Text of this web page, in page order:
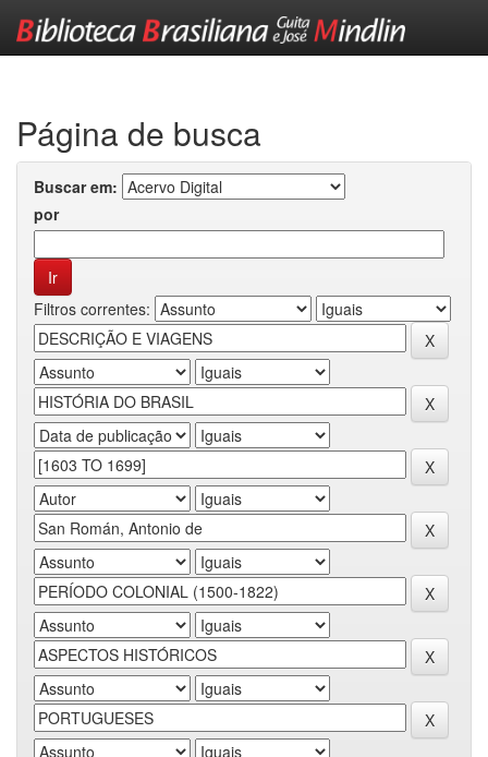
Página de busca
Buscar em:
por
Filtros correntes: